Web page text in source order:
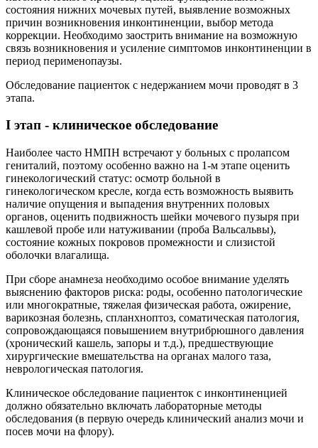
состояния нижних мочевых путей, выявление возможных
причин возникновения инконтиненции, выбор метода
коррекции. Необходимо заострить внимание на возможную
связь возникновения и усиление симптомов инконтиненции в
период перименопаузы.
Обследование пациенток с недержанием мочи проводят в 3
этапа.
I этап - клиническое обследование
Наиболее часто НМПН встречают у больных с пролапсом
гениталий, поэтому особенно важно на 1-м этапе оценить
гинекологический статус: осмотр больной в
гинекологическом кресле, когда есть возможность выявить
наличие опущения и выпадения внутренних половых
органов, оценить подвижность шейки мочевого пузыря при
кашлевой пробе или натуживании (проба Вальсальвы),
состояние кожных покровов промежности и слизистой
оболочки влагалища.
При сборе анамнеза необходимо особое внимание уделять
выяснению факторов риска: роды, особенно патологические
или многократные, тяжелая физическая работа, ожирение,
варикозная болезнь, спланхноптоз, соматическая патология,
сопровождающаяся повышением внутрибрюшного давления
(хронический кашель, запоры и т.д.), предшествующие
хирургические вмешательства на органах малого таза,
неврологическая патология.
Клиническое обследование пациенток с инконтиненцией
должно обязательно включать лабораторные методы
обследования (в первую очередь клинический анализ мочи и
посев мочи на флору).